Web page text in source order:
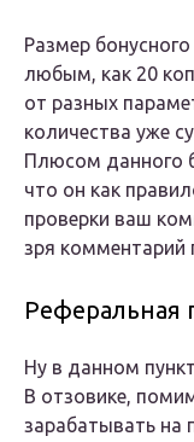
Размер
любым, как 20
от разных
количества уже
Плюсом данного
что он как
проверки ваш
зря комментарий
Реферальная
Ну в данном
В отзовике,
зарабатывать на